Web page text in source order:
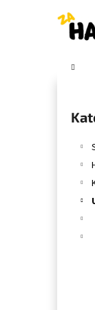
Zpět
Zpět